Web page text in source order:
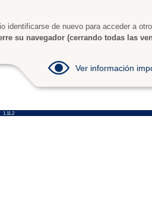
identificarse de nuevo para acceder a
su navegador (cerrando todas las
Ver información
1.11.2